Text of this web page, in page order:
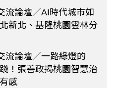
流論壇／AI時代城市如
新北、基隆桃園雲林分
流論壇／一路綠燈的
！張善政揭桃園智慧治
感